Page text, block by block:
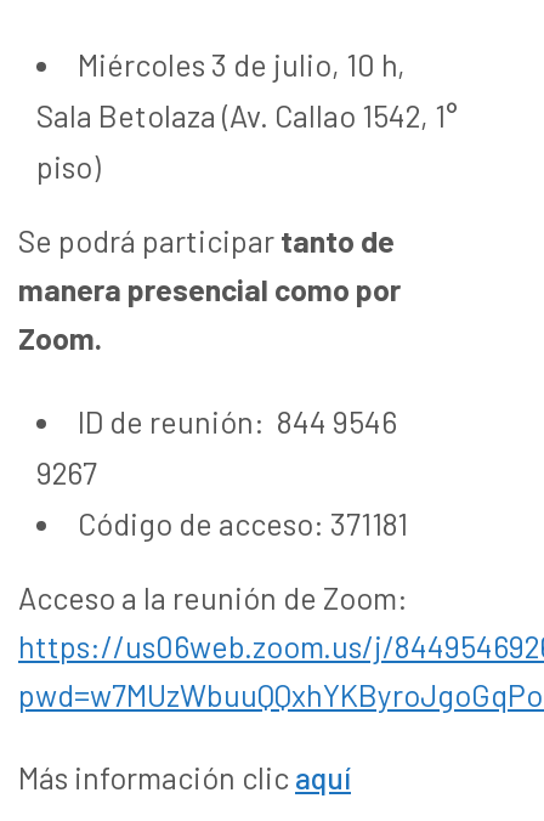
Miércoles 3 de julio, 10 h,
Sala Betolaza (Av. Callao 1542, 1°
piso)
Se podrá participar tanto de
manera presencial como por
Zoom.
ID de reunión: 844 9546
9267
Código de acceso: 371181
Acceso a la reunión de Zoom:
https://us06web.zoom.us/j/
Más información clic aquí